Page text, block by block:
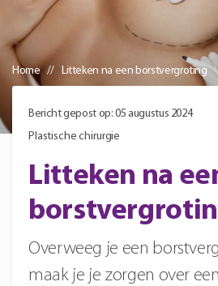
Home Litteken na een borstvergroting
Bericht gepost op: 05 augustus 2024
Plastische chirurgie
Litteken na
Overweeg je een
maak je je zorgen over